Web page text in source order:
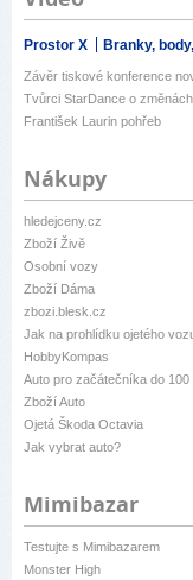
Prostor X Branky,
Závěr tiskové konference
Tvůrci StarDance o
František Laurin pohřeb
Nákupy
hledejceny.cz
Zboží Živě
Osobní vozy
Zboží Dáma
zbozi.blesk.cz
Jak na prohlídku ojetého
HobbyKompas
Auto pro začátečníka do 100
Zboží Auto
Ojetá Škoda Octavia
Jak vybrat auto?
Mimibazar
Testujte s Mimibazarem
Monster High